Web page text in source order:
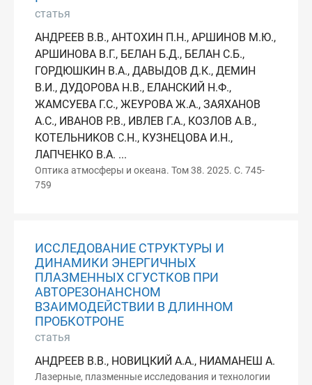
статья
АНДРЕЕВ В.В., АНТОХИН П.Н., АРШИНОВ М.Ю.,
АРШИНОВА В.Г., БЕЛАН Б.Д., БЕЛАН С.Б.,
ГОРДЮШКИН В.А., ДАВЫДОВ Д.К., ДЕМИН
В.И., ДУДОРОВА Н.В., ЕЛАНСКИЙ Н.Ф.,
ЖАМСУЕВА Г.С., ЖЕУРОВА Ж.А., ЗАЯХАНОВ
А.С., ИВАНОВ Р.В., ИВЛЕВ Г.А., КОЗЛОВ А.В.,
КОТЕЛЬНИКОВ С.Н., КУЗНЕЦОВА И.Н.,
ЛАПЧЕНКО В.А. ...
Оптика атмосферы и океана. Том 38. 2025. С. 745-
759
ИССЛЕДОВАНИЕ СТРУКТУРЫ И
ДИНАМИКИ ЭНЕРГИЧНЫХ
ПЛАЗМЕННЫХ СГУСТКОВ ПРИ
АВТОРЕЗОНАНСНОМ
ВЗАИМОДЕЙСТВИИ В ДЛИННОМ
ПРОБКОТРОНЕ
статья
АНДРЕЕВ В.В., НОВИЦКИЙ А.А., НИАМАНЕШ А.
Лазерные, плазменные исследования и технологии